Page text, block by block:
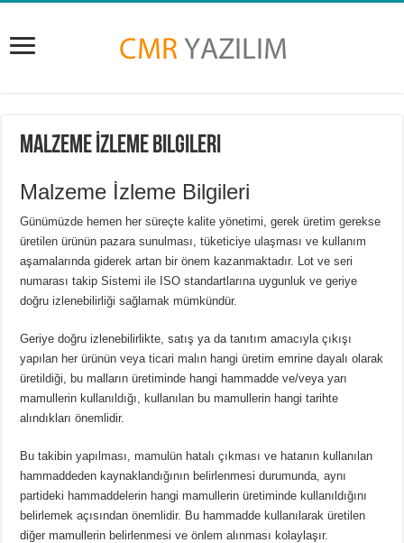
Malzeme İzleme Bilgileri
Malzeme İzleme Bilgileri
Günümüzde hemen her süreçte kalite yönetimi, gerek üretim gerekse
üretilen ürünün pazara sunulması, tüketiciye ulaşması ve kullanım
aşamalarında giderek artan bir önem kazanmaktadır. Lot ve seri
numarası takip Sistemi ile ISO standartlarına uygunluk ve geriye
doğru izlenebilirliği sağlamak mümkündür.
Geriye doğru izlenebilirlikte, satış ya da tanıtım amacıyla çıkışı
yapılan her ürünün veya ticari malın hangi üretim emrine dayalı olarak
üretildiği, bu malların üretiminde hangi hammadde ve/veya yarı
mamullerin kullanıldığı, kullanılan bu mamullerin hangi tarihte
alındıkları önemlidir.
Bu takibin yapılması, mamulün hatalı çıkması ve hatanın kullanılan
hammaddeden kaynaklandığının belirlenmesi durumunda, aynı
partideki hammaddelerin hangi mamullerin üretiminde kullanıldığını
belirlemek açısından önemlidir. Bu hammadde kullanılarak üretilen
diğer mamullerin belirlenmesi ve önlem alınması kolaylaşır.